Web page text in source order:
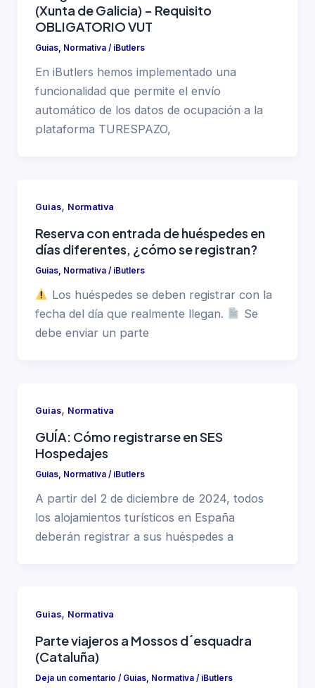
(Xunta de Galicia) – Requisito
OBLIGATORIO VUT
Guias, Normativa/ iButlers
En iButlers hemos implementado una
funcionalidad que permite el envío
automático de los datos de ocupación a la
plataforma TURESPAZO,
Guias, Normativa
Reserva con entrada de huéspedes en
días diferentes, ¿cómo se registran?
Guias, Normativa/ iButlers
Los huéspedes se deben registrar con la
fecha del día que realmente llegan.
Se
debe enviar un parte
Guias, Normativa
GUÍA: Cómo registrarse en SES
Hospedajes
Guias, Normativa/ iButlers
A partir del 2 de diciembre de 2024, todos
los alojamientos turísticos en España
deberán registrar a sus huéspedes a
Guias, Normativa
Parte viajeros a Mossos d´esquadra
(Cataluña)
Deja un comentario / Guias, Normativa/ iButlers